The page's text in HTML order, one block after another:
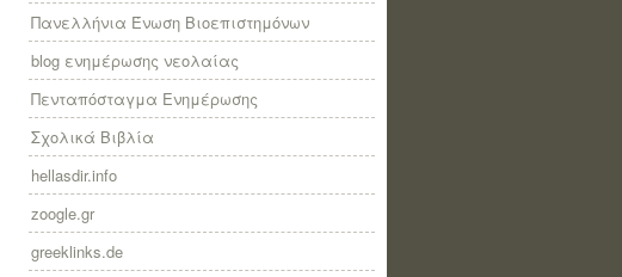
Πανελλήνια Ένωση Βιοεπιστημόνων
blog ενημέρωσης νεολαίας
Πενταπόσταγμα Ενημέρωσης
Σχολικά Βιβλία
hellasdir.info
zoogle.gr
greeklinks.de